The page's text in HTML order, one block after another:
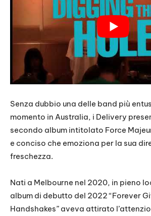
Senza dubbio una delle band più
momento in Australia, i Delivery
secondo album intitolato Force
e conciso che emoziona per la sua
freschezza.
Nati a Melbourne nel 2020, in pieno
album di debutto del 2022 “Forever
Handshakes” aveva attirato